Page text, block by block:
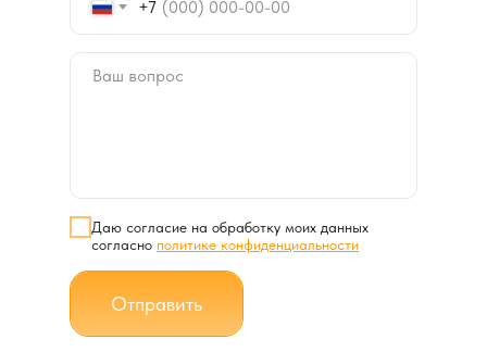
+7
Даю согласие на обработку моих данных
согласно политике конфиденциальности
Отправить